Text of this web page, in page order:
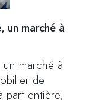
un marché à
un marché à
de
part entière,